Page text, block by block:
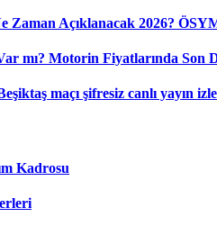
Zaman Açıklanacak 2026?
mı? Motorin Fiyatlarında Son
maçı şifresiz canlı yayın izle
Kadrosu